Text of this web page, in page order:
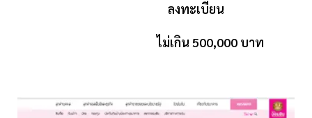
ลงทะเบียน
ไม่เกิน 500,000 บาท